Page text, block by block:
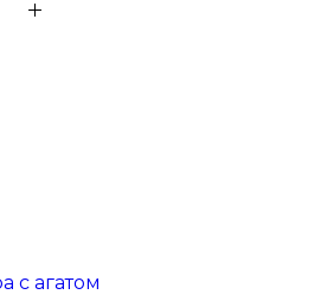
с агатом